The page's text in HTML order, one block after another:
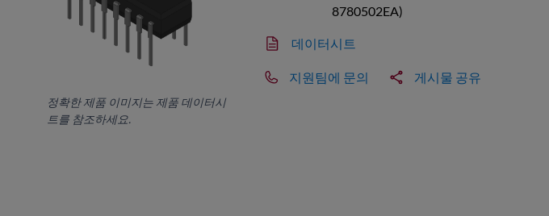
정확한 제품 이미지는 제품 데이터시
트를 참조하세요.
8780502EA)
데이터시트
지원팀에 문의 게시물 공유